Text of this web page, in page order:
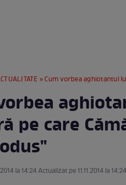
» Cum vorbea aghiotantul lui
pe care
la 14:24 Actualizat pe 11.11.2014 la 14:24